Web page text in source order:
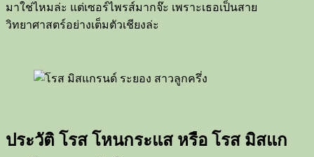
มาใช่ไหมล่ะ แต่เซอร์ไพรส์มากจ๊ะ เพราะเธอเป็นสาย
วิทยาศาสตร์อย่างเต็มตัวเชียงล่ะ
ประวัติ โรส โหนกระแส หรือ โรส มิสแก